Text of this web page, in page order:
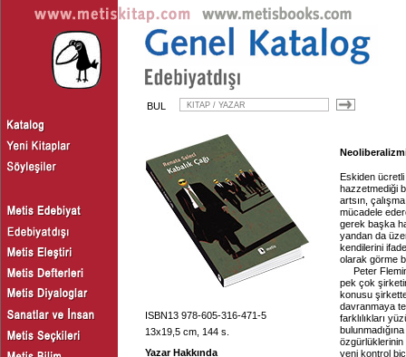
BUL
ISBN13 978-605-316-471-5
13x19,5 cm, 144 s.
Yazar Hakkında
Eskiden ücretli
hazzetmediği
artsın,
mücadele
gerek başka
yandan da
kendilerini
olarak görme
Peter
pek çok
konusu
davranmaya
farklılıkları
özgürlüklerinin
yeni kontrol